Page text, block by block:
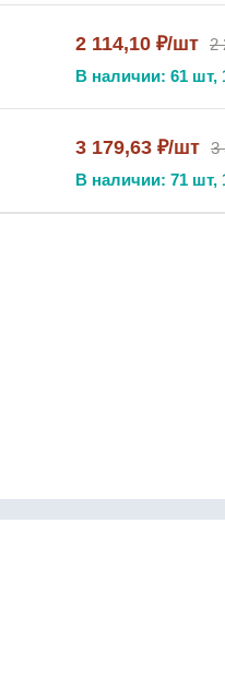
2 114,10 ₽/шт 2
В наличии: 61 шт,
3 179,63 ₽/шт 3
В наличии: 71 шт,